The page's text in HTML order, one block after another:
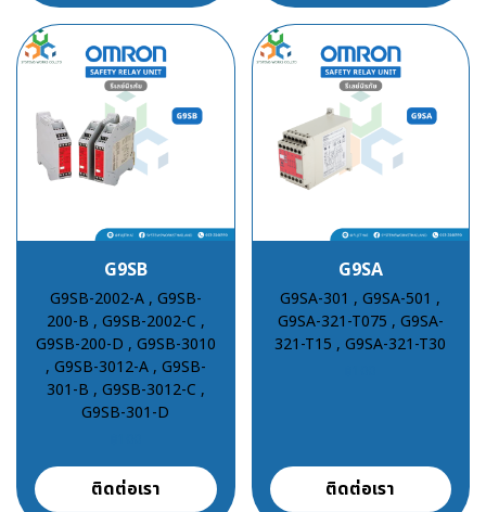
G9SB
G9SB-2002-A , G9SB-
200-B , G9SB-2002-C ,
G9SB-200-D , G9SB-3010
, G9SB-3012-A , G9SB-
301-B , G9SB-3012-C ,
G9SB-301-D
ติดต่อเรา
G9SA
G9SA-301 , G9SA-501 ,
G9SA-321-T075 , G9SA-
321-T15 , G9SA-321-T30
ติดต่อเรา